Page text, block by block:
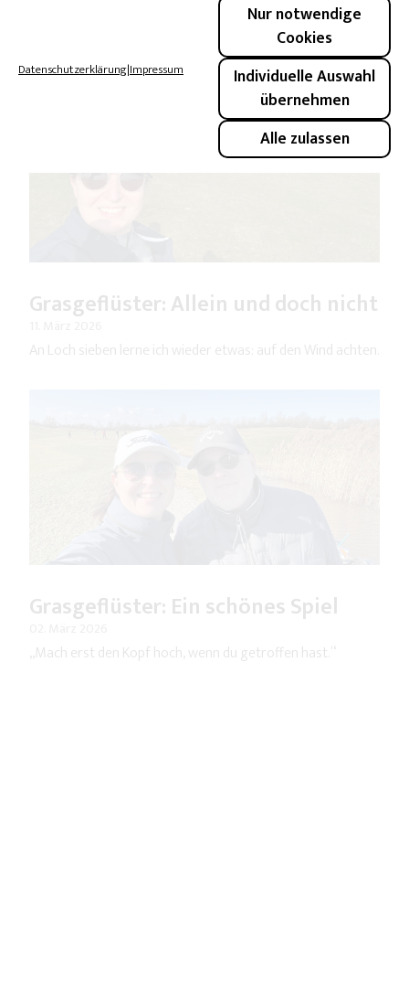
Früher fand ich Ehrlichkeit irritierend. Heute liebe ich sie. Im
Golf gibt es nichts zu beschönigen.
Grasgeflüster: Allein und doch nicht
An Loch sieben lerne ich wieder etwas: auf den Wind achten.
Grasgeflüster: Ein schönes Spiel
„Mach erst den Kopf hoch, wenn du getroffen hast.“
Datenschutzerklärung|Impressum
Nur notwendige
Cookies
Individuelle Auswahl
übernehmen
Alle zulassen